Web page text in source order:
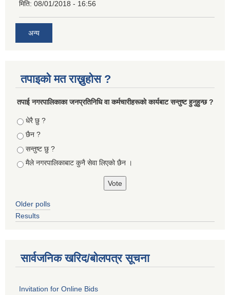
मिति: 08/01/2018 - 16:56
अन्य
तपाइको मत राख्नुहोस ?
तपा‌ई नगरपालिकाका जनप्रतिनिधि वा कर्मचारीहरूकाे कार्यबाट सन्तुष्ट हुनुहुन्छ ?
Choices
धेरै छु ?
छैन ?
सन्तुष्ट छु ?
मैले नगरपालिकाबाट कुनै सेवा लिएकाे छैन ।
Older polls
Results
सार्वजनिक खरिद/बोलपत्र सूचना
Invitation for Online Bids